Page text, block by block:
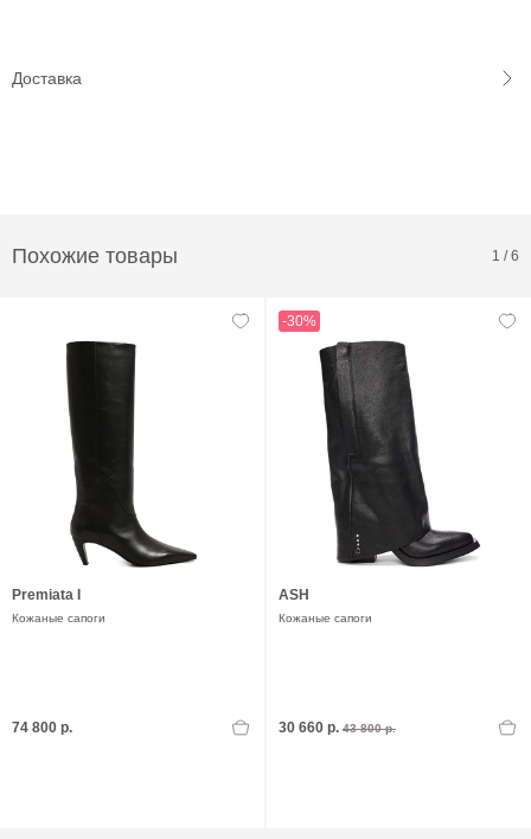
Доставка
Похожие товары 1 /6
Premiata I
Кожаные сапоги
74 800 р.
-30%
ASH
Кожаные сапоги
30 660 р. 43 800 р.